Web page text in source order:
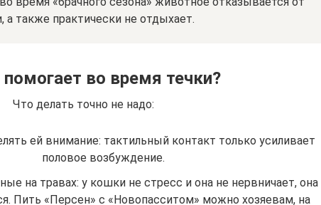
а также практически не отдыхает.
помогает во время течки?
Что делать точно не надо:
ей внимание: тактильный контакт только усиливает
половое возбуждение.
на травах: у кошки не стресс и она не нервни­чает, она
Пить «Персен» с «Новопасситом» можно хозяевам, на